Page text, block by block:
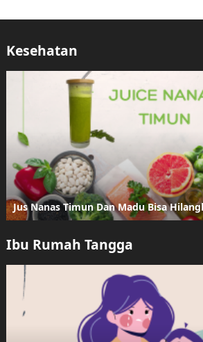
Kesehatan
Jus Nanas Timun Dan Madu Bisa
Ibu Rumah Tangga